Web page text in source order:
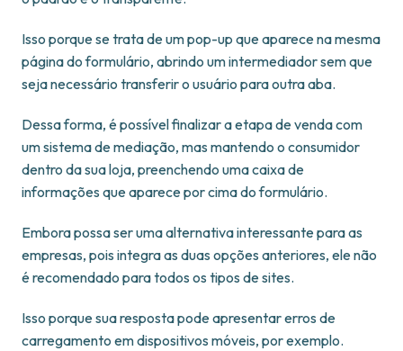
Isso porque se trata de um pop-up que aparece na mesma
página do formulário, abrindo um intermediador sem que
seja necessário transferir o usuário para outra aba.
Dessa forma, é possível finalizar a etapa de venda com
um sistema de mediação, mas mantendo o consumidor
dentro da sua loja, preenchendo uma caixa de
informações que aparece por cima do formulário.
Embora possa ser uma alternativa interessante para as
empresas, pois integra as duas opções anteriores, ele não
é recomendado para todos os tipos de sites.
Isso porque sua resposta pode apresentar erros de
carregamento em dispositivos móveis, por exemplo.